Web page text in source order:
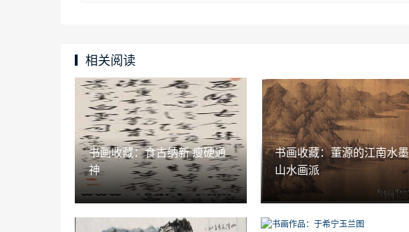
相关阅读
书画收藏：食古纳新 瘦硬通
神
书画收藏：董源的江南水墨
山水画派